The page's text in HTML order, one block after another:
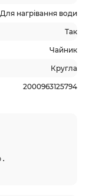
Для нагрівання води
Так
Чайник
Кругла
2000963125794